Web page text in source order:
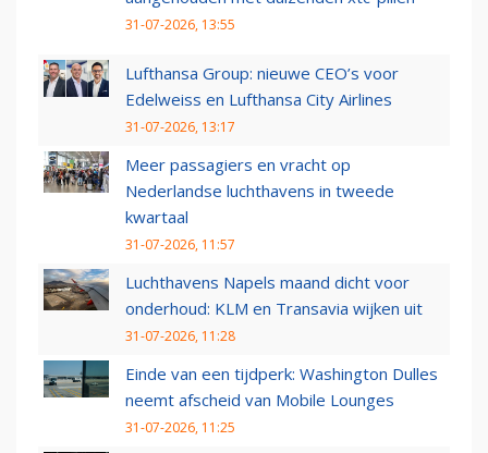
31-07-2026, 13:55
Lufthansa Group: nieuwe CEO’s voor
Edelweiss en Lufthansa City Airlines
31-07-2026, 13:17
Meer passagiers en vracht op
Nederlandse luchthavens in tweede
kwartaal
31-07-2026, 11:57
Luchthavens Napels maand dicht voor
onderhoud: KLM en Transavia wijken uit
31-07-2026, 11:28
Einde van een tijdperk: Washington Dulles
neemt afscheid van Mobile Lounges
31-07-2026, 11:25